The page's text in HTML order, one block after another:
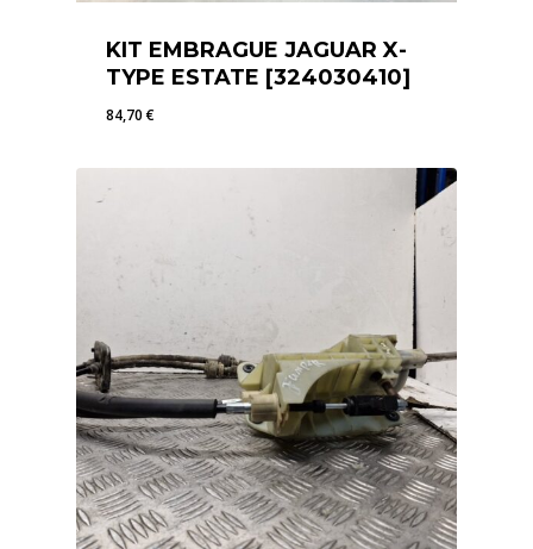
KIT EMBRAGUE JAGUAR X-
TYPE ESTATE [324030410]
84,70€